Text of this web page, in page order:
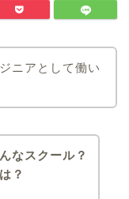
ニアとして働い
なスクール？
？